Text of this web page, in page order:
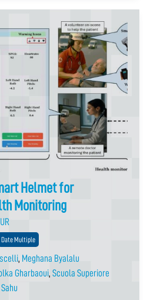
Helmet for
Monitoring
Date Multiple
, Meghana Byalalu
Gharbaoui, Scuola Superiore